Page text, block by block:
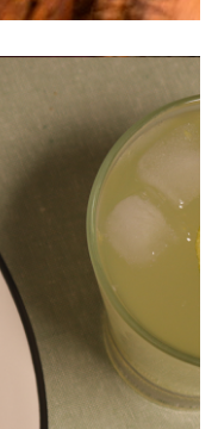
Queso